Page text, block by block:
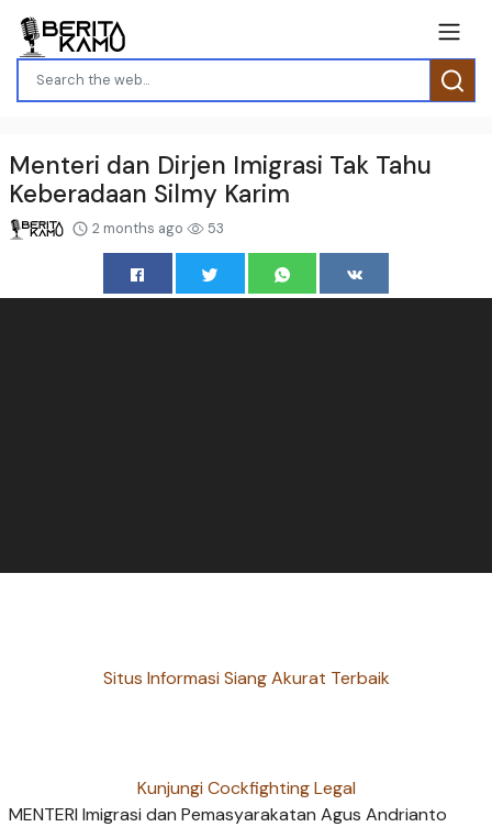
Menteri dan Dirjen Imigrasi Tak Tahu
Keberadaan Silmy Karim
2 months ago 53
Situs Informasi Siang Akurat Terbaik
Kunjungi Cockfighting Legal
MENTERI Imigrasi dan Pemasyarakatan Agus Andrianto